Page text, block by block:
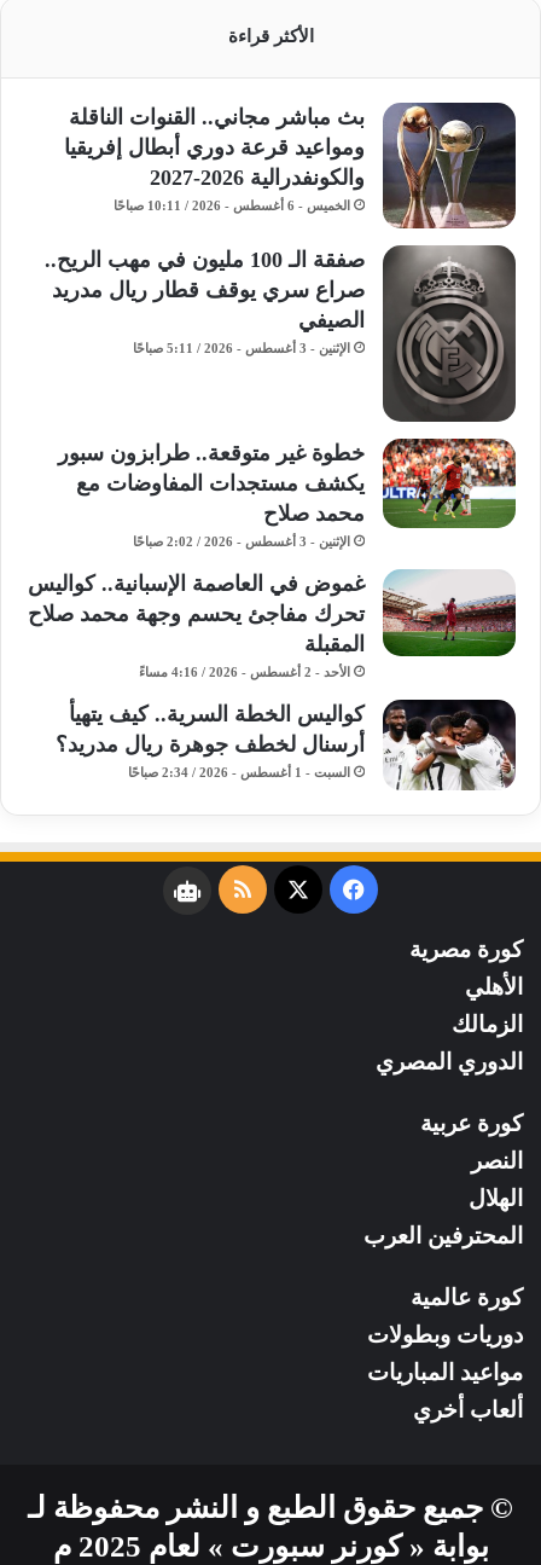
الأكثر قراءة
بث مباشر مجاني.. القنوات الناقلة
ومواعيد قرعة دوري أبطال إفريقيا
والكونفدرالية 2026-2027
الخميس - 6 أغسطس - 2026 / 10:11 صباحًا
صفقة الـ 100 مليون في مهب الريح..
صراع سري يوقف قطار ريال مدريد
الصيفي
الإثنين - 3 أغسطس - 2026 / 5:11 صباحًا
خطوة غير متوقعة.. طرابزون سبور
يكشف مستجدات المفاوضات مع
محمد صلاح
الإثنين - 3 أغسطس - 2026 / 2:02 صباحًا
غموض في العاصمة الإسبانية.. كواليس
تحرك مفاجئ يحسم وجهة محمد صلاح
المقبلة
الأحد - 2 أغسطس - 2026 / 4:16 مساءً
كواليس الخطة السرية.. كيف يتهيأ
أرسنال لخطف جوهرة ريال مدريد؟
السبت - 1 أغسطس - 2026 / 2:34 صباحًا
فيسبوك
‫X
ملخصنبض
كورة مصرية
الأهلي
الزمالك
الدوري المصري
كورة عربية
النصر
الهلال
المحترفين العرب
كورة عالمية
دوريات وبطولات
مواعيد المباريات
ألعاب أخري
© جميع حقوق الطبع و النشر محفوظة لـ
بوابة « كورنر سبورت » لعام 2025 م